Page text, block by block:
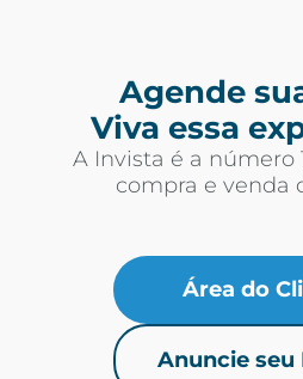
Agende
Viva essa
A Invista é a número
compra e venda
Área do
Anuncie seu